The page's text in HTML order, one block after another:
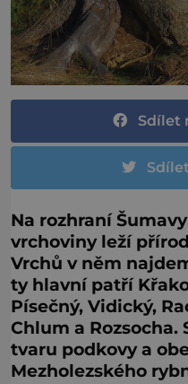
Sdílet
Na rozhraní
vrchoviny leží
Vrchů v něm
ty hlavní patří
Písečný, Vidický,
Chlum a
tvaru podkovy a
Mezholezského